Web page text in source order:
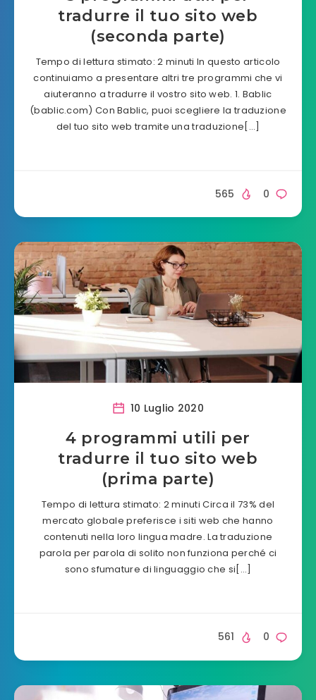
tradurre il tuo sito web
(seconda parte)
Tempo di lettura stimato: 2 minuti In questo articolo
continuiamo a presentare altri tre programmi che vi
aiuteranno a tradurre il vostro sito web. 1. Bablic
(bablic.com) Con Bablic, puoi scegliere la traduzione
del tuo sito web tramite una traduzione[…]
0
565
10 Luglio 2020
4 programmi utili per
tradurre il tuo sito web
(prima parte)
Tempo di lettura stimato: 2 minuti Circa il 73% del
mercato globale preferisce i siti web che hanno
contenuti nella loro lingua madre. La traduzione
parola per parola di solito non funziona perché ci
sono sfumature di linguaggio che si[…]
0
561